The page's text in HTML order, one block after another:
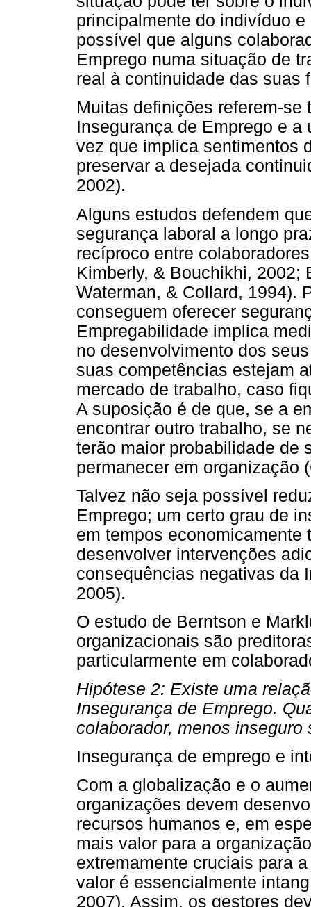
principalmente do indivíduo
possível que alguns
Emprego numa situação de
real à continuidade das suas
Muitas definições referem-
Insegurança de Emprego e
vez que implica sentimentos
preservar a desejada
2002).
Alguns estudos defendem
segurança laboral a longo
recíproco entre
Kimberly, & Bouchikhi, 2002;
Waterman, & Collard, 1994).
conseguem oferecer
Empregabilidade implica
no desenvolvimento dos
suas competências estejam
mercado de trabalho, caso
A suposição é de que, se a
encontrar outro trabalho, se
terão maior probabilidade de
permanecer em organização
Talvez não seja possível
Emprego; um certo grau de
em tempos economicamente
desenvolver intervenções
consequências negativas da
2005).
O estudo de Berntson e
organizacionais são
particularmente em
Hipótese 2: Existe uma
Insegurança de Emprego.
colaborador, menos
Insegurança de emprego e
Com a globalização e o
organizações devem
recursos humanos e, em
mais valor para a
extremamente cruciais para
valor é essencialmente
2007). Assim, os gestores